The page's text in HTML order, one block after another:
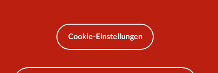
Cookie-Einstellungen